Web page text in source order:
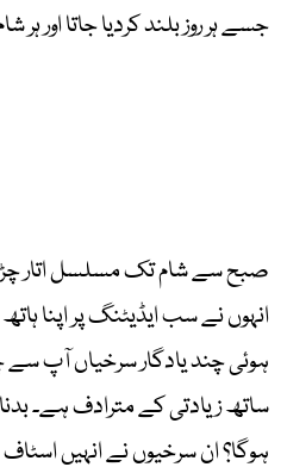
جسے ہر روز بلند کردیا جاتا اور ہر
صبح سے شام تک مسلسل اتار
انہوں نے سب ایڈیٹنگ پر اپنا
ہوئی چند یادگار سرخیاں آپ سے
ساتھ زیادتی کے مترادف ہے۔
ہوگا؟ ان سرخیوں نے انہیں